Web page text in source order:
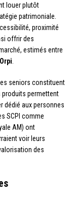
louer plutôt
patrimoniale.
proximité
offrir des
estimés entre
Orpi
seniors constituent
produits permettent
dédié aux personnes
SCPI comme
AM) ont
voir leurs
des